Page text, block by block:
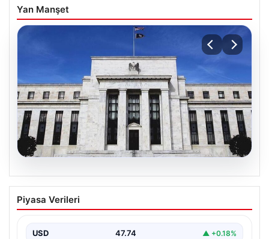
Yan Manşet
08.08.2026
Fed faizi sabit tuttu
Piyasa Verileri
USD 47.74 ▲ +0.18%